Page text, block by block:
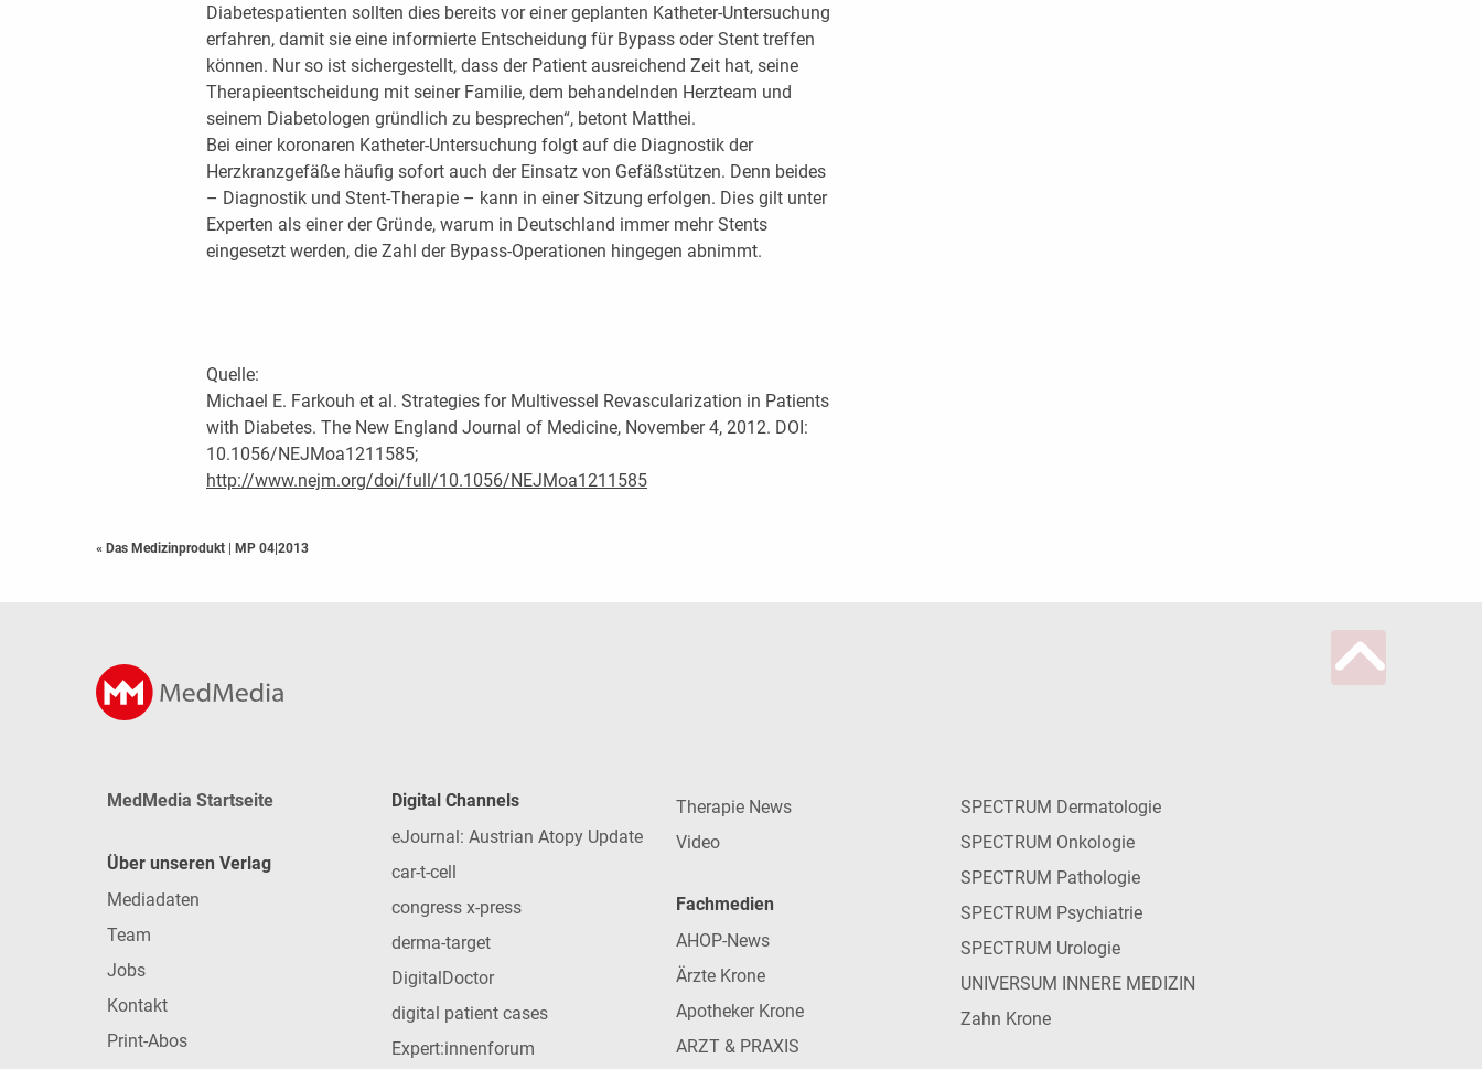
Diabetespatienten sollten dies bereits vor einer geplanten Katheter-Untersuchung
erfahren, damit sie eine informierte Entscheidung für Bypass oder Stent treffen
können. Nur so ist sichergestellt, dass der Patient ausreichend Zeit hat, seine
Therapieentscheidung mit seiner Familie, dem behandelnden Herzteam und
seinem Diabetologen gründlich zu besprechen“, betont Matthei.
Bei einer koronaren Katheter-Untersuchung folgt auf die Diagnostik der
Herzkranzgefäße häufig sofort auch der Einsatz von Gefäßstützen. Denn beides
– Diagnostik und Stent-Therapie – kann in einer Sitzung erfolgen. Dies gilt unter
Experten als einer der Gründe, warum in Deutschland immer mehr Stents
eingesetzt werden, die Zahl der Bypass-Operationen hingegen abnimmt.
Quelle:
Michael E. Farkouh et al. Strategies for Multivessel Revascularization in Patients
with Diabetes. The New England Journal of Medicine, November 4, 2012. DOI:
10.1056/NEJMoa1211585;
http://www.nejm.org/doi/full/10.1056/NEJMoa1211585
« Das Medizinprodukt | MP 04|2013
MedMedia Startseite
Über unseren Verlag
Mediadaten
Team
Jobs
Kontakt
Print-Abos
Digital Channels
eJournal: Austrian Atopy Update
car-t-cell
congress x-press
derma-target
DigitalDoctor
digital patient cases
Expert:innenforum
Therapie News
Video
Fachmedien
AHOP-News
Ärzte Krone
Apotheker Krone
ARZT & PRAXIS
SPECTRUM Dermatologie
SPECTRUM Onkologie
SPECTRUM Pathologie
SPECTRUM Psychiatrie
SPECTRUM Urologie
UNIVERSUM INNERE MEDIZIN
Zahn Krone